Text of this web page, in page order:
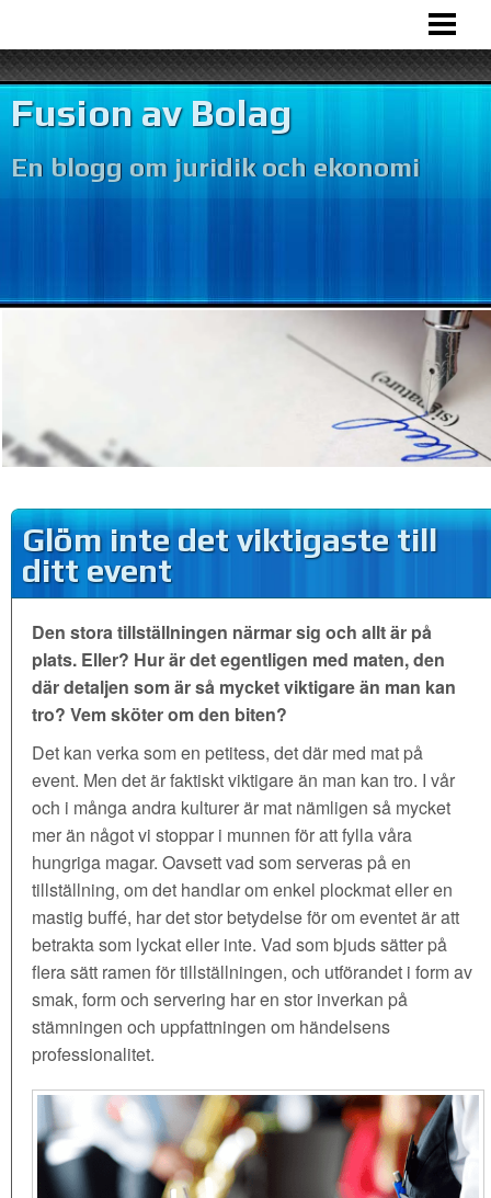
BOLAGSFUSION
VÅR VERKSAMHET
BOKFÖRING
Fusion av Bolag
En blogg om juridik och ekonomi
Glöm inte det viktigaste till
ditt event
Den stora tillställningen närmar sig och allt är på
plats. Eller? Hur är det egentligen med maten, den
där detaljen som är så mycket viktigare än man kan
tro? Vem sköter om den biten?
Det kan verka som en petitess, det där med mat på
event. Men det är faktiskt viktigare än man kan tro. I vår
och i många andra kulturer är mat nämligen så mycket
mer än något vi stoppar i munnen för att fylla våra
hungriga magar. Oavsett vad som serveras på en
tillställning, om det handlar om enkel plockmat eller en
mastig buffé, har det stor betydelse för om eventet är att
betrakta som lyckat eller inte. Vad som bjuds sätter på
flera sätt ramen för tillställningen, och utförandet i form av
smak, form och servering har en stor inverkan på
stämningen och uppfattningen om händelsens
professionalitet.